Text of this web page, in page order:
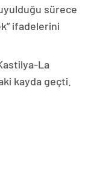
sürece
ifadelerini
La
kayda geçti.